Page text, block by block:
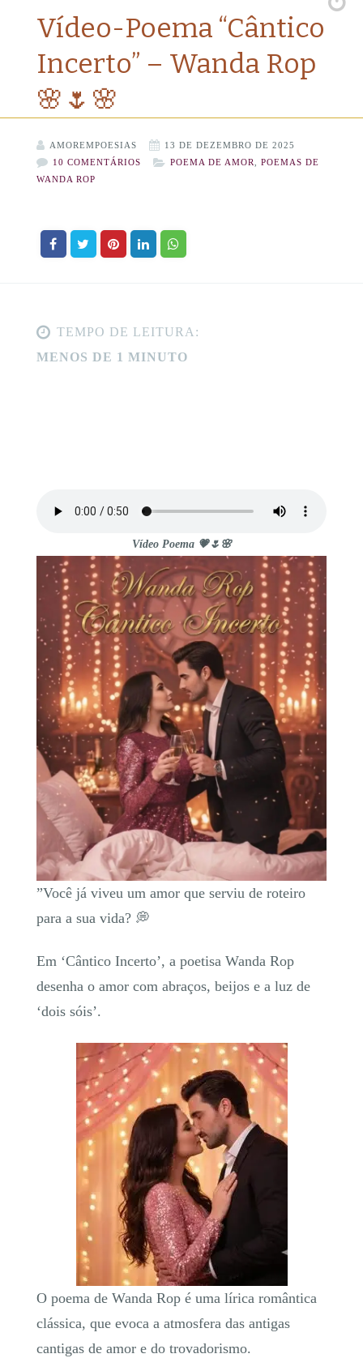
Vídeo-Poema “Cântico
Incerto” – Wanda Rop
🌸🌷🌸
AMOREMPOESIAS
13 DE DEZEMBRO DE 2025
10 COMENTÁRIOS
POEMA DE AMOR
POEMAS DE
WANDA ROP
TEMPO DE LEITURA:
MENOS DE 1 MINUTO
Vídeo Poema 💗🌷🌸
​”Você já viveu um amor que serviu de roteiro
para a sua vida? 💭
Em ‘Cântico Incerto’, a poetisa Wanda Rop
desenha o amor com abraços, beijos e a luz de
‘dois sóis’.
O poema de Wanda Rop é uma lírica romântica
clássica, que evoca a atmosfera das antigas
cantigas de amor e do trovadorismo.